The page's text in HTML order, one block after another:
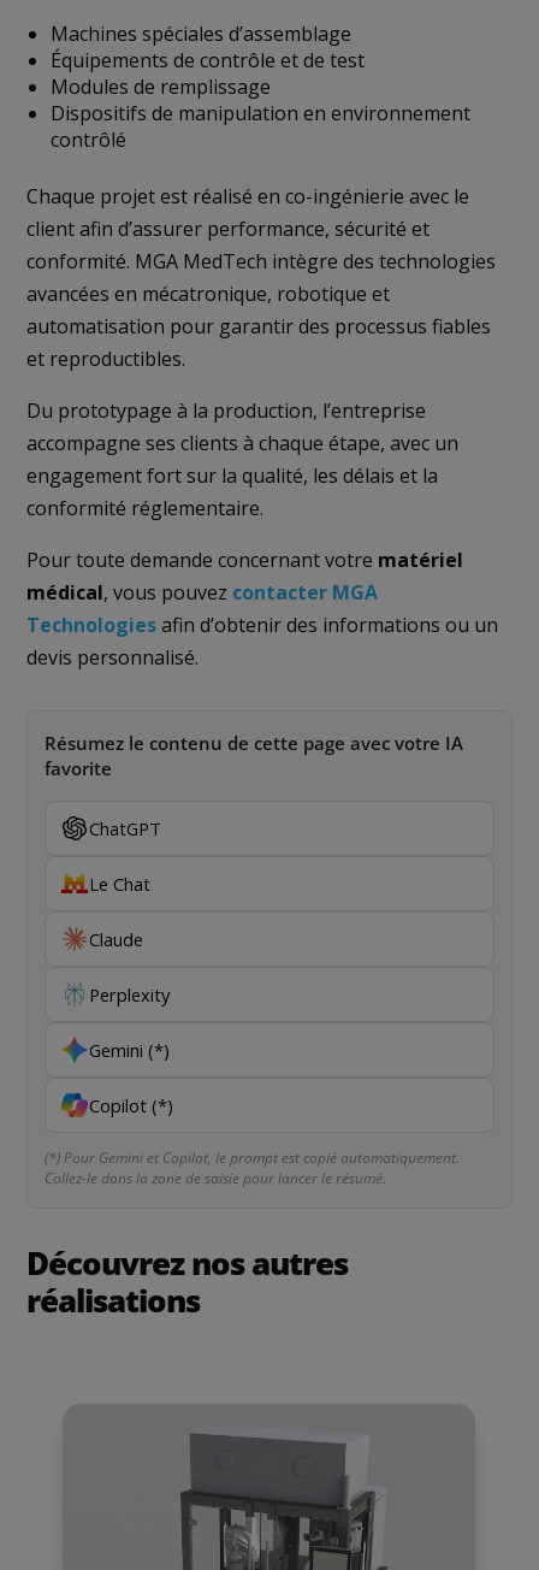
Machines spéciales d’assemblage
Équipements de contrôle et de test
Modules de remplissage
Dispositifs de manipulation en environnement
contrôlé
Chaque projet est réalisé en co-ingénierie avec le
client afin d’assurer performance, sécurité et
conformité. MGA MedTech intègre des technologies
avancées en mécatronique, robotique et
automatisation pour garantir des processus fiables
et reproductibles.
Du prototypage à la production, l’entreprise
accompagne ses clients à chaque étape, avec un
engagement fort sur la qualité, les délais et la
conformité réglementaire.
Pour toute demande concernant votre matériel
médical, vous pouvez contacter MGA
Technologiesafin d’obtenir des informations ou un
devis personnalisé.
Résumez le contenu de cette page avec votre IA
favorite
ChatGPT
Le Chat
Claude
Perplexity
Gemini (*)
Copilot (*)
(*) Pour Gemini et Copilot, le prompt est copié automatiquement.
Collez-le dans la zone de saisie pour lancer le résumé.
Découvrez nos autres
réalisations